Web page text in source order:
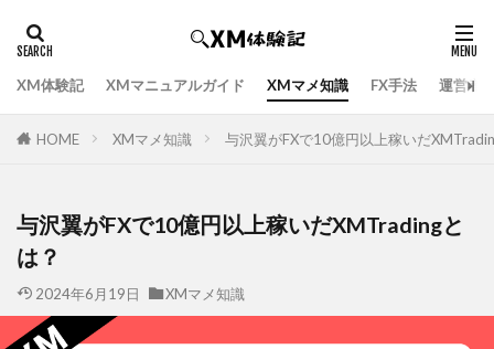
XM体験記 XMマニュアルガイド XMマメ知識 FX手法 運営者
HOME XMマメ知識 与沢翼がFXで10億円以上稼いだ
与沢翼がFXで10億円以上稼いだXMTradingと
は？
2024年6月19日 XMマメ知識